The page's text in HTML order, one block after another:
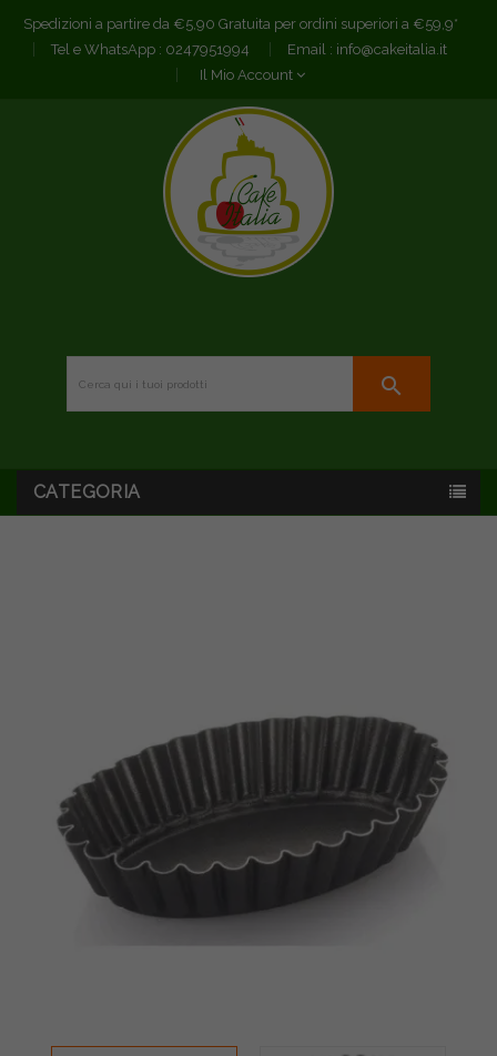
Spedizioni a partire da €5,90 Gratuita per ordini superiori a €59,9*
Tel e WhatsApp : 0247951994 Email : info@cakeitalia.it
Il Mio Account
search
CATEGORIA